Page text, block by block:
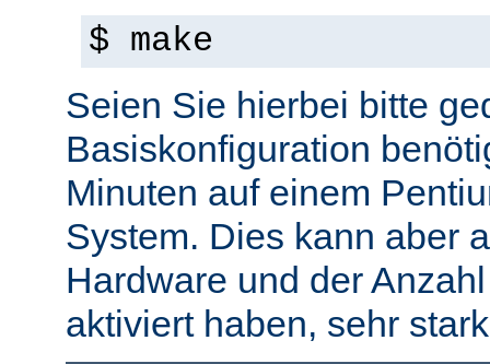
$ make
Seien Sie hierbei bitte
Basiskonfiguration
Minuten auf einem
System. Dies kann aber
Hardware und der
aktiviert haben, sehr